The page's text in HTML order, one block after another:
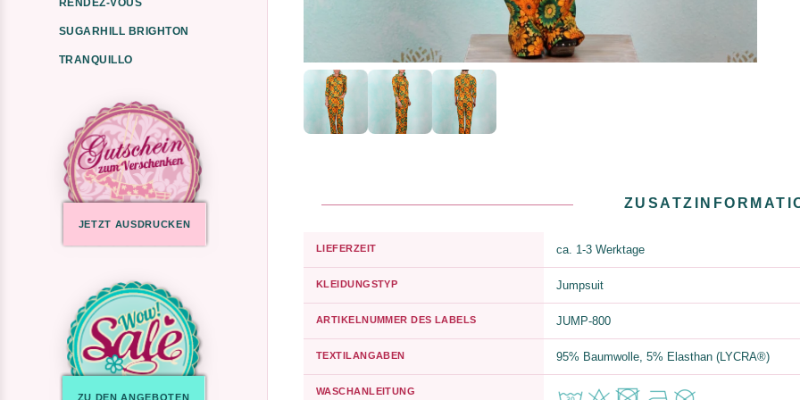
RENDEZ-VOUS
SUGARHILL BRIGHTON
TRANQUILLO
JETZT AUSDRUCKEN
ZU DEN ANGEBOTEN
LIEFERZEIT ca. 1-3 Werktage
KLEIDUNGSTYP Jumpsuit
ARTIKELNUMMER DES LABELS JUMP-800
TEXTILANGABEN 95% Baumwolle, 5% Elasthan (LYCRA®)
WASCHANLEITUNG